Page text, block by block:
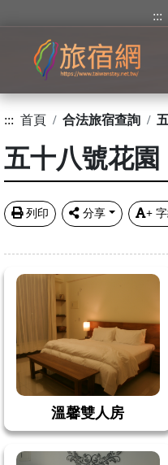
:::
::: 首頁 合法旅宿查詢
五十八號花園
列印 分享 +
溫馨雙人房